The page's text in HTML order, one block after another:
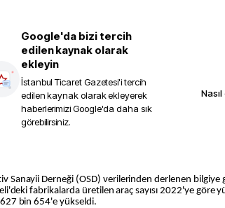
Google'da bizi tercih
edilen kaynak olarak
ekleyin
İstanbul Ticaret Gazetesi'i tercih
edilen kaynak olarak ekleyerek
haberlerimizi Google'da daha sık
görebilirsiniz.
Nasıl
Sanayii Derneği (OSD) verilerinden derlenen bilgiye
fabrikalarda üretilen araç sayısı 2022'ye göre
bin 654'e yükseldi.